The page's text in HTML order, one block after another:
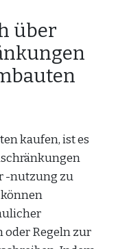
über
kaufen, ist es
-nutzung zu
oder Regeln zur